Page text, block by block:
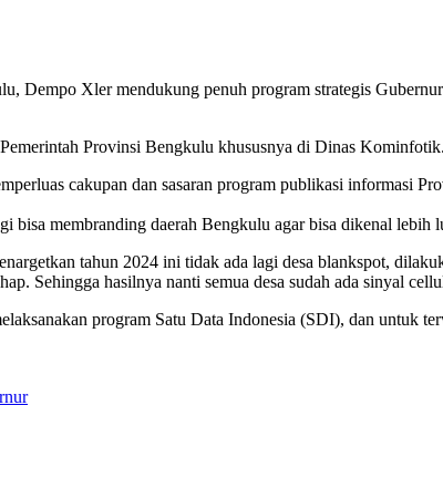
Dempo Xler mendukung penuh program strategis
Provinsi Bengkulu khususnya di Dinas Kominfotik.
cakupan dan sasaran program publikasi informasi
bisa membranding daerah Bengkulu agar bisa dikenal
tahun 2024 ini tidak ada lagi desa blankspot,
Sehingga hasilnya nanti semua desa sudah ada sinyal
program Satu Data Indonesia (SDI), dan untuk